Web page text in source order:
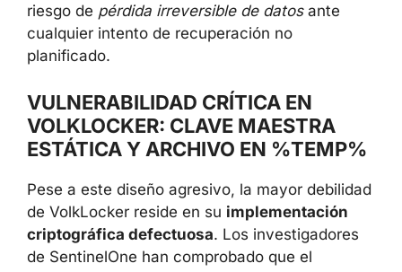
riesgo de pérdida irreversible de datosante
cualquier intento de recuperación no
planificado.
VULNERABILIDAD CRÍTICA EN
VOLKLOCKER: CLAVE MAESTRA
ESTÁTICA Y ARCHIVO EN %TEMP%
Pese a este diseño agresivo, la mayor debilidad
de VolkLocker reside en su implementación
criptográfica defectuosa. Los investigadores
de SentinelOne han comprobado que el